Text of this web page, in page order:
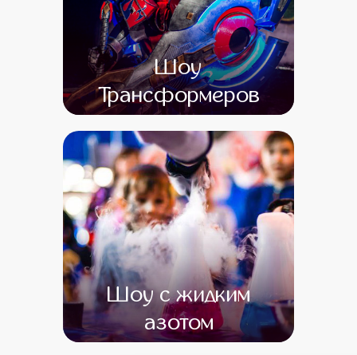
Шоу
Трансформеров
от 0 от 0
Шоу с жидким
азотом